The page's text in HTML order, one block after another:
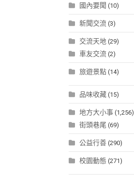
國內要聞 (10)
新聞交流 (3)
交流天地 (29)
車友交流 (2)
旅遊景點 (14)
品味收藏 (15)
地方大小事 (1,256)
街頭巷尾 (69)
公益行善 (290)
校園動態 (271)